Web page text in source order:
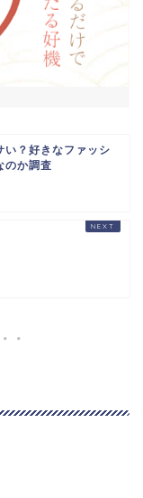
い？好きなファッシ
のか調査